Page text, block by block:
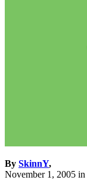
By SkinnY,
November 1, 2005 in